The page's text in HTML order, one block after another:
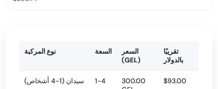
نوع المركبة السعة
السعر
(GEL)
تقريبًا
بالدولار
سيدان (1-4 أشخاص) 1-4
300.00
$93.00